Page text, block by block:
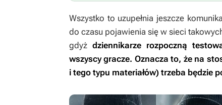
Wszystko to uzupełnia jeszcze
do czasu pojawienia się w sieci
gdyż dziennikarze rozpoczną
wszyscy gracze. Oznacza to, że na
i tego typu materiałów) trzeba będzie